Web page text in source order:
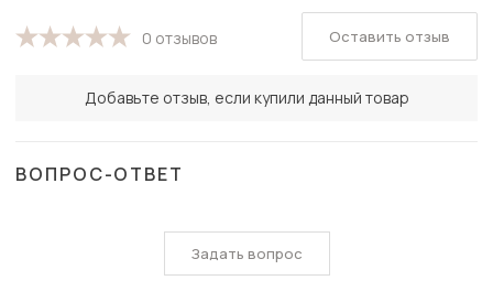
0 отзывов
Добавьте отзыв, если купили данный товар
Оставить отзыв
ВОПРОС-ОТВЕТ
Задать вопрос